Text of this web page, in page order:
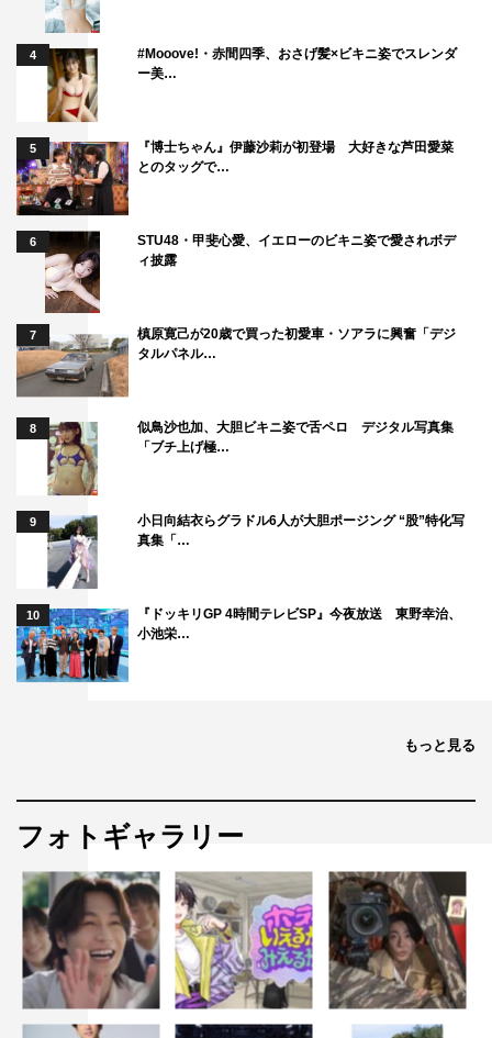
＜スタッフ＞
原案：「下剋上球児」（カンゼン／菊地高弘 著）
製作：TBSスパークル、TBS
プロデュース：新井順子
演出：塚原あゆ子、山室大輔、濱野大輝
番組公式サイト：https://www.tbs.co.jp/gekokujo_kyuji_tbs/
番組公式X（旧Twitter）：＠gekokujo_kyuji
番組公式Instagram：＠gekokujo_kyuji
番組公式TikTok：＠gekokujyo_tbs
下剋上球児
4
#Mooove!・赤間四季、おさげ髪×ビキニ姿でスレンダ
ー美…
5
『博士ちゃん』伊藤沙莉が初登場 大好きな芦田愛菜
とのタッグで…
6
STU48・甲斐心愛、イエローのビキニ姿で愛されボデ
ィ披露
7
槙原寛己が20歳で買った初愛車・ソアラに興奮「デジ
タルパネル…
8
似鳥沙也加、大胆ビキニ姿で舌ペロ デジタル写真集
「ブチ上げ極…
9
小日向結衣らグラドル6人が大胆ポージング “股”特化写
真集「…
10
『ドッキリGP 4時間テレビSP』今夜放送 東野幸治、
小池栄…
もっと見る
フォトギャラリー